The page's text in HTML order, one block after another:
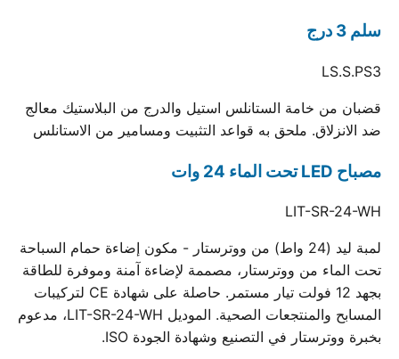
سلم 3 درج
LS.S.PS3
قضبان من خامة الستانلس استيل والدرج من البلاستيك معالج
ضد الانزلاق. ملحق به قواعد التثبيت ومسامير من الاستانلس
مصباح LED تحت الماء 24 وات
LIT-SR-24-WH
لمبة ليد (24 واط) من ووترستار - مكون إضاءة حمام السباحة
تحت الماء من ووترستار، مصممة لإضاءة آمنة وموفرة للطاقة
بجهد 12 فولت تيار مستمر. حاصلة على شهادة CE لتركيبات
المسابح والمنتجعات الصحية. الموديل LIT-SR-24-WH، مدعوم
بخبرة ووترستار في التصنيع وشهادة الجودة ISO.